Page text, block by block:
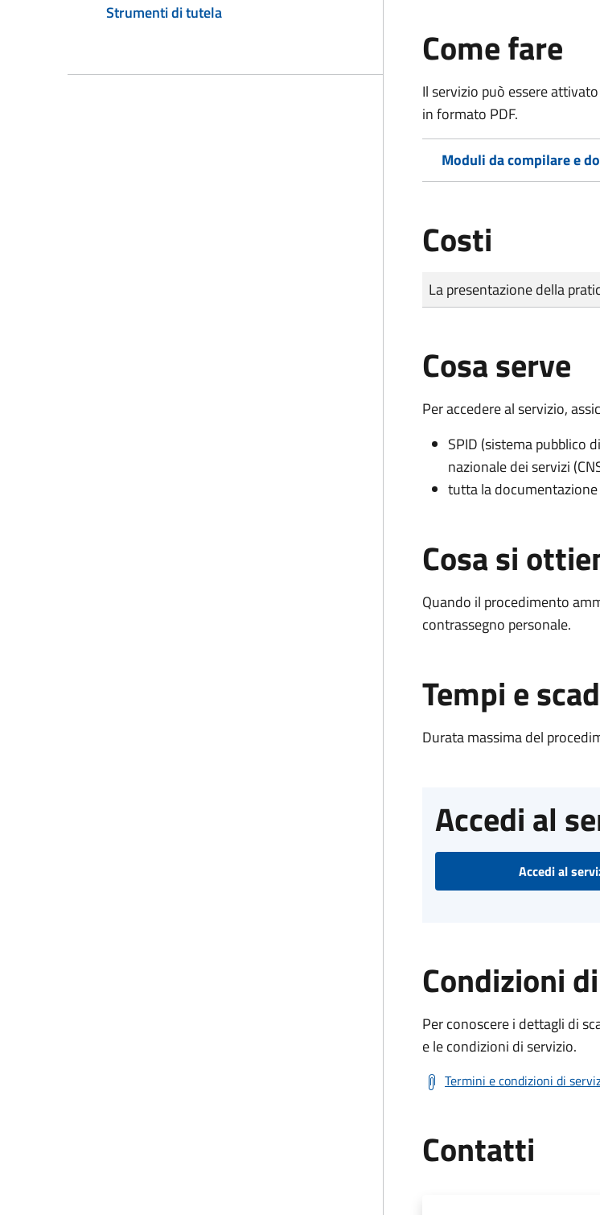
Strumenti di tutela
Come fare
Il servizio può essere
in formato PDF.
Moduli da compilare e
Costi
Tipo di pagamento
Importo
La presentazione della
Cosa serve
Per accedere al servizio,
SPID (sistema pubblico
nazionale dei servizi
tutta la
Cosa si
Quando il procedimento
contrassegno personale.
Tempi e
Durata massima del
Accedi al
Accedi al
Condizioni
Per conoscere i dettagli di
e le condizioni di servizio.
Termini e condizioni di
Contatti